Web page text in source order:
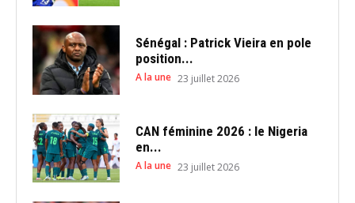
Sénégal : Patrick Vieira en pole
position...
A la une 23 juillet 2026
CAN féminine 2026 : le Nigeria
en...
A la une 23 juillet 2026